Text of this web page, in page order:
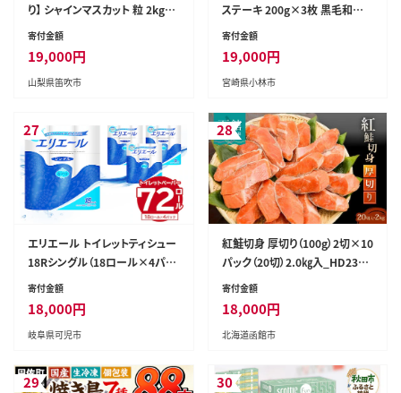
り】 シャインマスカット 粒 2kg以
上 ※クール便 154-033-2kg
寄付金額
19,000円
山梨県笛吹市
ステーキ 200g×3枚 黒毛和牛
牛肉 霜降り サーロイン 内閣総
寄付金額
19,000円
宮崎県小林市
27
エリエール トイレットティシュー
18Rシングル（18ロール×4パッ
ク）トイレットペーパー シングル
用品 トイレ 新生活 備蓄 防災 消
耗品 生活雑貨 生活用品 ストッ
寄付金額
18,000円
岐阜県可児市
28
紅鮭切身 厚切り（100g）2切×10
パック（20切）2.0㎏入_HD231-
004
寄付金額
18,000円
北海道函館市
29 30